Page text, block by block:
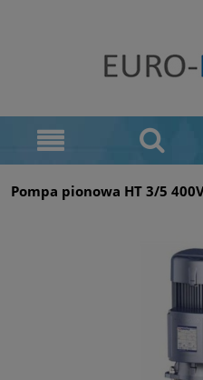
Pompa pionowa HT 3/5 400V